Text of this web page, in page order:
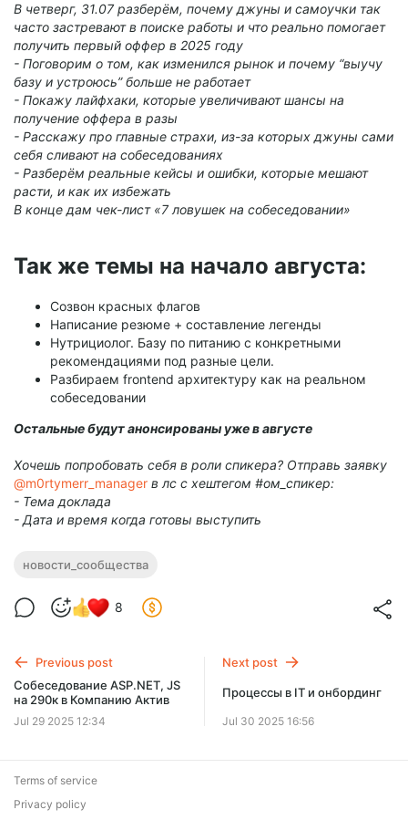
В четверг, 31.07 разберём, почему джуны и самоучки так
часто застревают в поиске работы и что реально помогает
получить первый оффер в 2025 году
- Поговорим о том, как изменился рынок и почему “выучу
базу и устроюсь” больше не работает
- Покажу лайфхаки, которые увеличивают шансы на
получение оффера в разы
- Расскажу про главные страхи, из-за которых джуны сами
себя сливают на собеседованиях
- Разберём реальные кейсы и ошибки, которые мешают
расти, и как их избежать
В конце дам чек-лист «7 ловушек на собеседовании»
Так же темы на начало августа:
Созвон красных флагов
Написание резюме + составление легенды
Нутрициолог. Базу по питанию с конкретными
рекомендациями под разные цели.
Разбираем frontend архитектуру как на реальном
собеседовании
Остальные будут анонсированы уже в августе
Хочешь попробовать себя в роли спикера? Отправь заявку
@m0rtymerr_manager в лс с хештегом #ом_спикер:
- Тема доклада
- Дата и время когда готовы выступить
новости_сообщества
8
Previous post
Собеседование ASP.NET, JS
на 290к в Компанию Актив
Jul 29 2025 12:34
Next post
Процессы в IT и онбординг
Jul 30 2025 16:56
Terms of service
Privacy policy